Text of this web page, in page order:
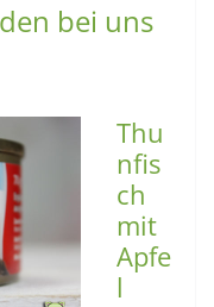
bei uns
Thu
nfis
ch
mit
Apfe
l